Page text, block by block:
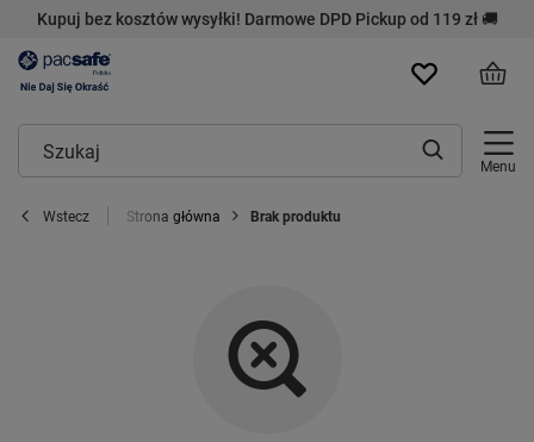
Kupuj bez kosztów wysyłki! Darmowe DPD Pickup od 119 zł 🚚
Menu
Wstecz Strona główna Brak produktu